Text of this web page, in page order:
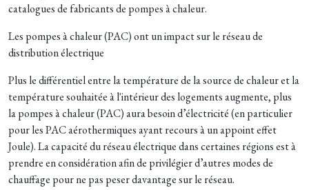
catalogues de fabricants de pompes à chaleur.
Les pompes à chaleur (PAC) ont un impact sur le réseau de
distribution électrique
Plus le différentiel entre la température de la source de chaleur et la
température souhaitée à l'intérieur des logements augmente, plus
la pompes à chaleur (PAC) aura besoin d’électricité (en particulier
pour les PAC aérothermiques ayant recours à un appoint effet
Joule). La capacité du réseau électrique dans certaines régions est à
prendre en considération afin de privilégier d’autres modes de
chauffage pour ne pas peser davantage sur le réseau.